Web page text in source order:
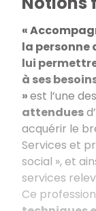
«
la personne
lui
à ses
»est l’une des
attendues
acquérir le
Services et
social », et
services
Ce